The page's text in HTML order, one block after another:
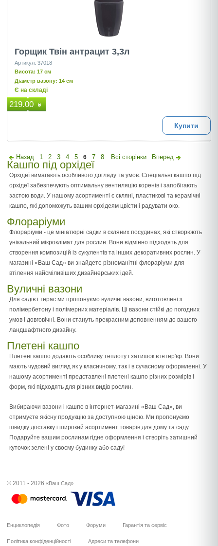
Горщик Твін антрацит 3,3л
Артикул: 37018
Висота: 17 см
Діаметр вазону: 14 см
Є на складі
219.00 ₴
Купити
Назад 1 2 3 4 5 6 7 8 Всі сторінки Вперед
Кашпо під орхідеї
Орхідеї вимагають особливого догляду та умов. Спеціальні кашпо під
орхідеї забезпечують оптимальну вентиляцію коренів і запобігають
застою води. У нашому асортименті є скляні, пластикові та керамічні
кашпо, які допоможуть вашим орхідеям цвісти і радувати око.
Флораріуми
Флораріуми - це мініатюрні садки в скляних посудинах, які створюють
унікальний мікроклімат для рослин. Вони відмінно підходять для
створення композицій із сукулентів та інших декоративних рослин. У
магазині «Ваш Сад» ви знайдете різноманітні флораріуми для
втілення найсміливіших дизайнерських ідей.
Вуличні вазони
Для садів і терас ми пропонуємо вуличні вазони, виготовлені з
полімербетону і полімерних матеріалів. Ці вазони стійкі до погодних
умов і довговічні. Вони стануть прекрасним доповненням до вашого
ландшафтного дизайну.
Плетені кашпо
Плетені кашпо додають особливу теплоту і затишок в інтер'єр. Вони
мають чудовий вигляд як у класичному, так і в сучасному оформленні. У
нашому асортименті представлені плетені кашпо різних розмірів і
форм, які підходять для різних видів рослин.
Вибираючи вазони і кашпо в інтернет-магазині «Ваш Сад», ви
отримуєте якісну продукцію за доступною ціною. Ми пропонуємо
швидку доставку і широкий асортимент товарів для дому та саду.
Подаруйте вашим рослинам гідне оформлення і створіть затишний
куточок зелені у своєму будинку або саду!
© 2011 - 2026 «Ваш Сад»
Енциклопедія Фото Форуми Гарантія та сервіс
Політика конфіденційності Адреси та телефони